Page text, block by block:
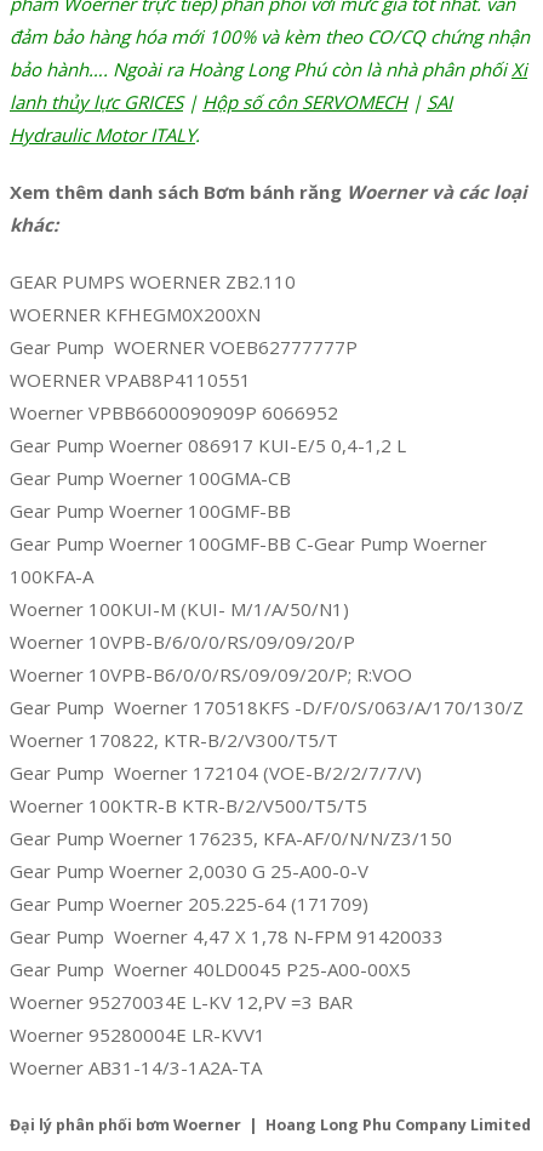
đảm bảo hàng hóa mới 100% và kèm theo CO/CQ chứng nhận
bảo hành…. Ngoài ra Hoàng Long Phú còn là nhà phân phốiXi
lanh thủy lực GRICES| Hộp số côn SERVOMECH| SAI
Hydraulic Motor ITALY.
Xem thêm danh sách Bơm bánh răng Woerner và các loại
khác:
GEAR PUMPS WOERNER ZB2.110
WOERNER KFHEGM0X200XN
Gear Pump WOERNER VOEB62777777P
WOERNER VPAB8P4110551
Woerner VPBB6600090909P 6066952
Gear Pump Woerner 086917 KUI-E/5 0,4-1,2 L
Gear Pump Woerner 100GMA-CB
Gear Pump Woerner 100GMF-BB
Gear Pump Woerner 100GMF-BB C-Gear Pump Woerner
100KFA-A
Woerner 100KUI-M (KUI- M/1/A/50/N1)
Woerner 10VPB-B/6/0/0/RS/09/09/20/P
Woerner 10VPB-B6/0/0/RS/09/09/20/P; R:VOO
Gear Pump Woerner 170518KFS -D/F/0/S/063/A/170/130/Z
Woerner 170822, KTR-B/2/V300/T5/T
Gear Pump Woerner 172104 (VOE-B/2/2/7/7/V)
Woerner 100KTR-B KTR-B/2/V500/T5/T5
Gear Pump Woerner 176235, KFA-AF/0/N/N/Z3/150
Gear Pump Woerner 2,0030 G 25-A00-0-V
Gear Pump Woerner 205.225-64 (171709)
Gear Pump Woerner 4,47 X 1,78 N-FPM 91420033
Gear Pump Woerner 40LD0045 P25-A00-00X5
Woerner 95270034E L-KV 12,PV =3 BAR
Woerner 95280004E LR-KVV1
Woerner AB31-14/3-1A2A-TA
Đại lý phân phối bơm Woerner | Hoang Long Phu Company Limited